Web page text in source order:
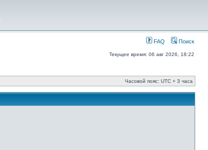
FAQ Поиск
Текущее время: 06 авг 2026, 18:22
Часовой пояс: UTC + 3 часа